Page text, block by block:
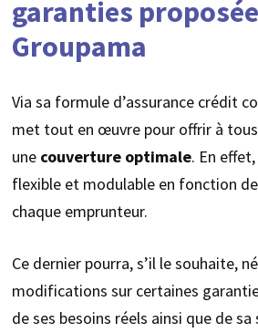
garanties
Groupama
Via sa formule d’assurance crédit
met tout en œuvre pour offrir à
une couverture optimale. En
flexible et modulable en fonction
chaque emprunteur.
Ce dernier pourra, s’il le souhaite,
modifications sur certaines
de ses besoins réels ainsi que de